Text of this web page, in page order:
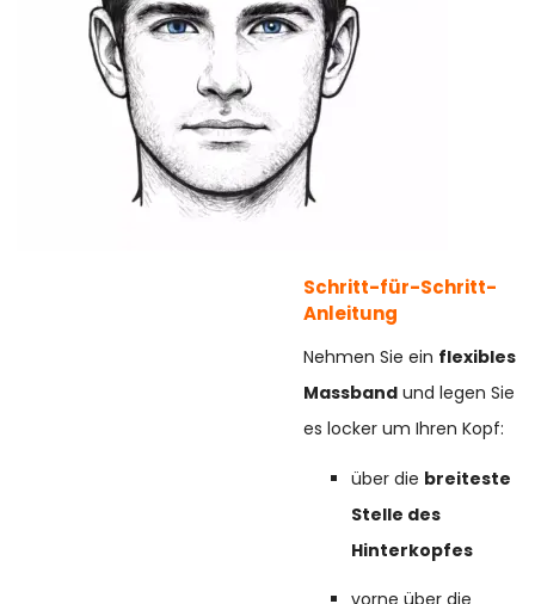
Schritt-für-Schritt-
Anleitung
Nehmen Sie ein flexibles
Massband und legen Sie
es locker um Ihren Kopf:
über die breiteste
Stelle des
Hinterkopfes